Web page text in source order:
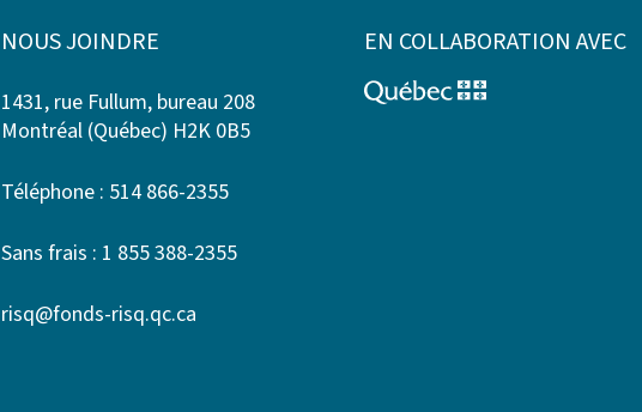
NOUS JOINDRE
1431, rue Fullum, bureau 208
Montréal (Québec) H2K 0B5
Téléphone : 514 866-2355
Sans frais : 1 855 388-2355
risq@fonds-risq.qc.ca
EN COLLABORATION AVEC